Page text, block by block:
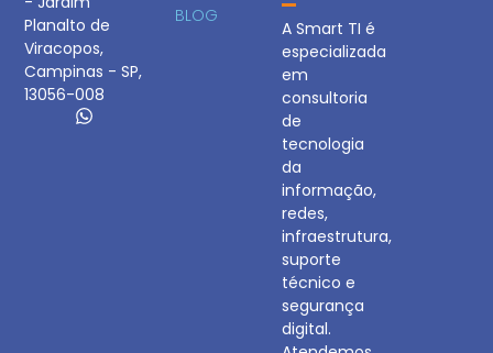
Planalto de
Viracopos,
Campinas - SP,
13056-008
A Smart TI é
especializada
em
consultoria
de
tecnologia
da
informação,
redes,
infraestrutura,
suporte
técnico e
segurança
digital.
BLOG